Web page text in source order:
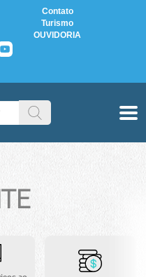
Contato
Turismo
OUVIDORIA